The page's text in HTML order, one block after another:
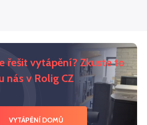
řešit vytápění? Zkuste to
nás v Rolig CZ
VYTÁPĚNÍ DOMŮ